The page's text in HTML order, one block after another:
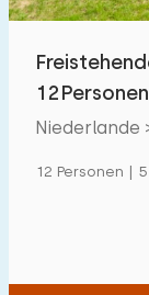
Villa
Utrechtse
Niederlande
12 Personen |